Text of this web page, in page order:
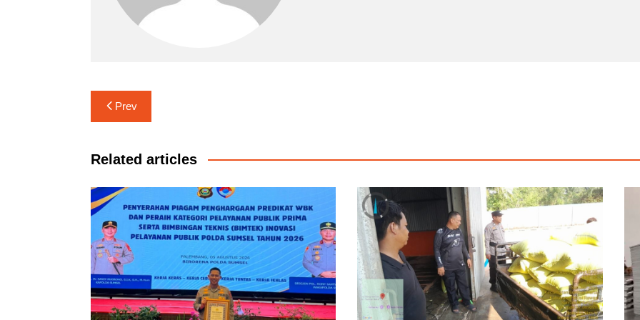
Navigasi
pos
Prev
Related articles